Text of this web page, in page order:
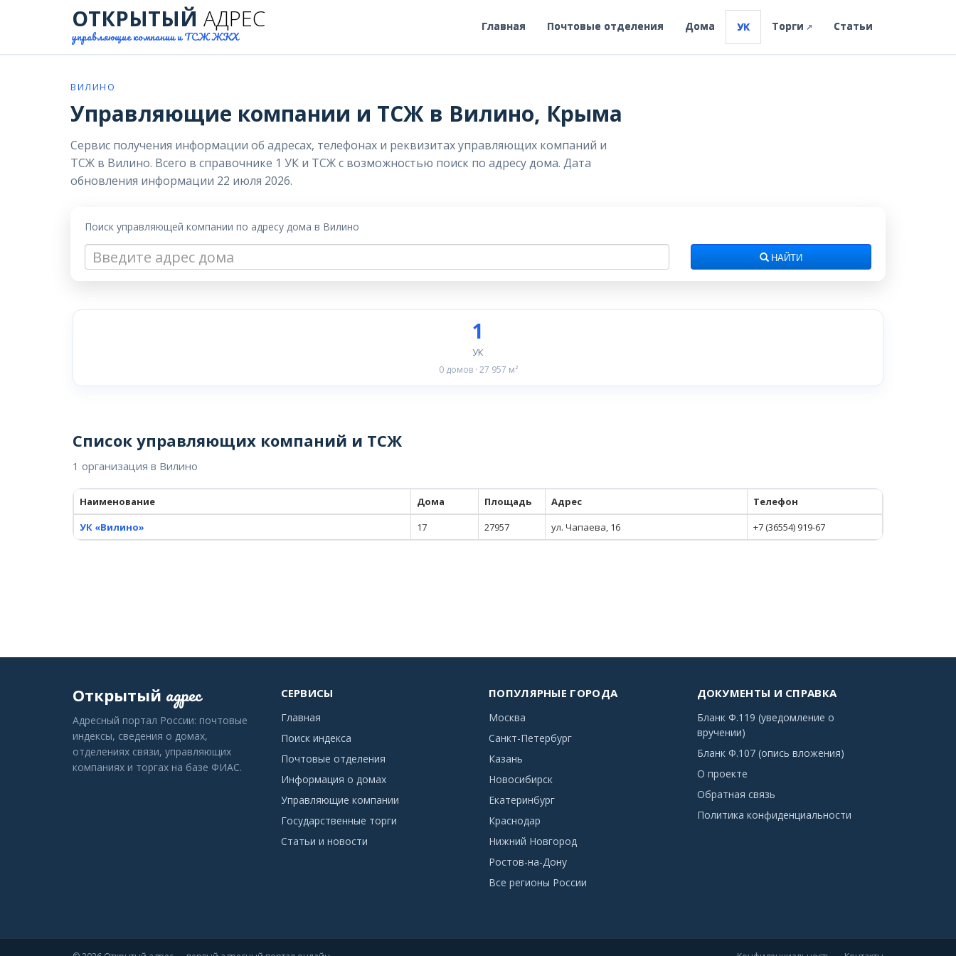
ОТКРЫТЫЙ АДРЕС
управляющие компании и ТСЖ ЖКХ
Главная Почтовые отделения Дома УК Торги ↗ Статьи
ВИЛИНО
Управляющие компании и ТСЖ в Вилино, Крыма
Сервис получения информации об адресах, телефонах и реквизитах управляющих компаний и
ТСЖ в Вилино. Всего в справочнике 1 УК и ТСЖ с возможностью поиск по адресу дома. Дата
обновления информации 22 июля 2026.
Поиск управляющей компании по адресу дома в Вилино
НАЙТИ
1
УК
0 домов · 27 957 м²
Список управляющих компаний и ТСЖ
1 организация в Вилино
Наименование Дома Площадь Адрес
Телефон
УК «Вилино»
17 27957 ул. Чапаева, 16 +7 (36554) 919-67
Открытый адрес
Адресный портал России: почтовые
индексы, сведения о домах,
отделениях связи, управляющих
компаниях и торгах на базе ФИАС.
СЕРВИСЫ
Главная
Поиск индекса
Почтовые отделения
Информация о домах
Управляющие компании
Государственные торги
Статьи и новости
ПОПУЛЯРНЫЕ ГОРОДА
Москва
Санкт-Петербург
Казань
Новосибирск
Екатеринбург
Краснодар
Нижний Новгород
Ростов-на-Дону
Все регионы России
ДОКУМЕНТЫ И СПРАВКА
Бланк Ф.119 (уведомление о
вручении)
Бланк Ф.107 (опись вложения)
О проекте
Обратная связь
Политика конфиденциальности